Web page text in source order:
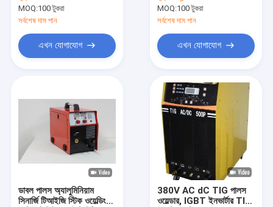
MOQ:100 টুকরা
সর্বশেষ দাম পান
এখন যোগাযোগ
MOQ:100 টুকরা
সর্বশেষ দাম পান
এখন যোগাযোগ
ডাবল পালস অ্যালুমিনিয়াম
সিনার্জি টিআইজি স্টিক ওয়েল্ডিং
380V AC dC TIG পালস
ওয়েল্ডার, IGBT ইনভার্টার TIG